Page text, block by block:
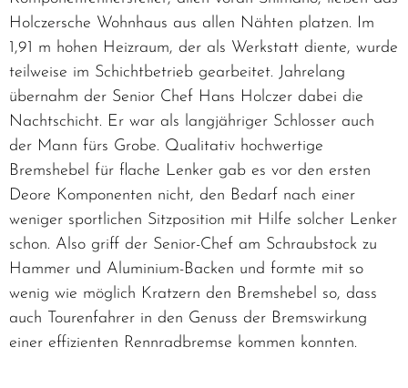
Holczersche Wohnhaus aus allen Nähten platzen. Im
1,91 m hohen Heizraum, der als Werkstatt diente, wurde
teilweise im Schichtbetrieb gearbeitet. Jahrelang
übernahm der Senior Chef Hans Holczer dabei die
Nachtschicht. Er war als langjähriger Schlosser auch
der Mann fürs Grobe. Qualitativ hochwertige
Bremshebel für flache Lenker gab es vor den ersten
Deore Komponenten nicht, den Bedarf nach einer
weniger sportlichen Sitzposition mit Hilfe solcher Lenker
schon. Also griff der Senior-Chef am Schraubstock zu
Hammer und Aluminium-Backen und formte mit so
wenig wie möglich Kratzern den Bremshebel so, dass
auch Tourenfahrer in den Genuss der Bremswirkung
einer effizienten Rennradbremse kommen konnten.